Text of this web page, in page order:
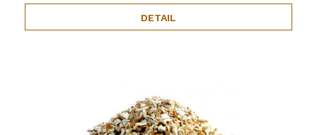
DETAIL